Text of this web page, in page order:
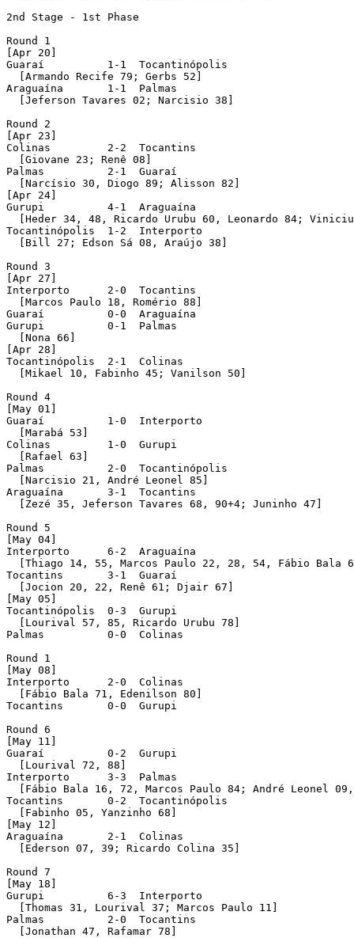
2nd Stage - 1st Phase
Round 1
[Apr 20]
Guaraí          1-1  Tocantinópolis
  [Armando Recife 79; Gerbs 52]
Araguaína       1-1  Palmas
  [Jeferson Tavares 02; Narcisio 38]
Round 2
[Apr 23]
Colinas         2-2  Tocantins
  [Giovane 23; Renê 08]
Palmas          2-1  Guaraí
  [Narcísio 30, Diogo 89; Alisson 82]
[Apr 24]
Gurupi          4-1  Araguaína
[Heder 34, 48, Ricardo Urubu 60, Leonardo 84;
Tocantinópolis  1-2  Interporto
  [Bill 27; Edson Sá 08, Araújo 38]
Round 3
[Apr 27]
Interporto      2-0  Tocantins
  [Marcos Paulo 18, Romério 88]
Guaraí          0-0  Araguaína
Gurupi          0-1  Palmas
  [Nona 66]
[Apr 28]
Tocantinópolis  2-1  Colinas
  [Mikael 10, Fabinho 45; Vanilson 50]
Round 4
[May 01]
Guaraí          1-0  Interporto
  [Marabá 53]
Colinas         1-0  Gurupi
  [Rafael 63]
Palmas          2-0  Tocantinópolis
  [Narcisio 21, André Leonel 85]
Araguaína       3-1  Tocantins
  [Zezé 35, Jeferson Tavares 68, 90+4; Juninho 47]
Round 5
[May 04]
Interporto      6-2  Araguaína
[Thiago 14, 55, Marcos Paulo 22, 28, 54, Fábio Bala
Tocantins       3-1  Guaraí
  [Jocion 20, 22, Renê 61; Djair 67]
[May 05]
Tocantinópolis  0-3  Gurupi
  [Lourival 57, 85, Ricardo Urubu 78]
Palmas          0-0  Colinas
Round 1
[May 08]
Interporto      2-0  Colinas
  [Fábio Bala 71, Edenilson 80]
Tocantins       0-0  Gurupi
Round 6
[May 11]
Guaraí          0-2  Gurupi
  [Lourival 72, 88]
Interporto      3-3  Palmas
[Fábio Bala 16, 72, Marcos Paulo 84; André Leonel
Tocantins       0-2  Tocantinópolis
  [Fabinho 05, Yanzinho 68]
[May 12]
Araguaína       2-1  Colinas
  [Ederson 07, 39; Ricardo Colina 35]
Round 7
[May 18]
Gurupi          6-3  Interporto
  [Thomas 31, Lourival 37; Marcos Paulo 11]
Palmas          2-0  Tocantins
  [Jonathan 47, Rafamar 78]